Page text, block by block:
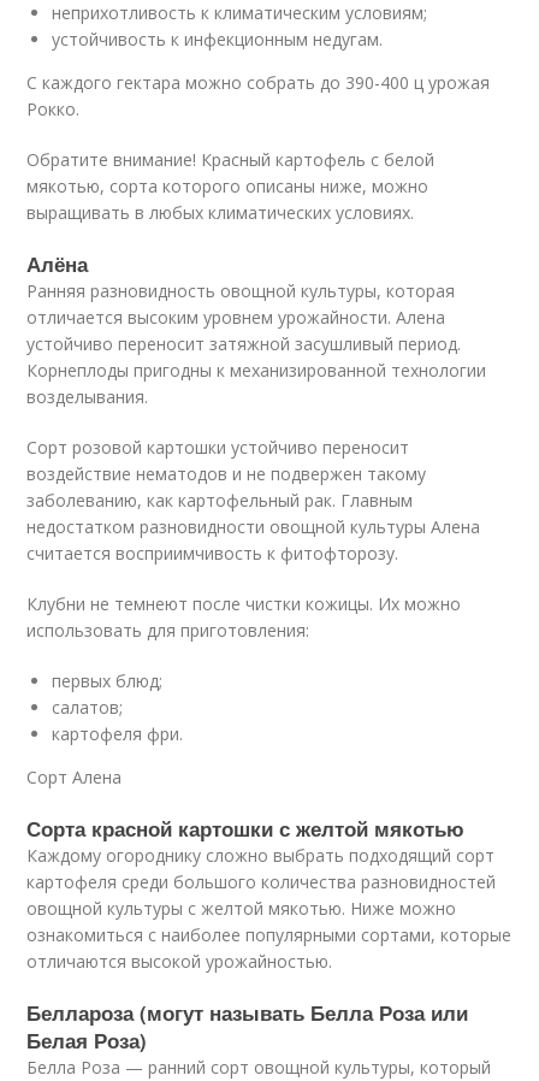
неприхотливость к климатическим условиям;
устойчивость к инфекционным недугам.
С каждого гектара можно собрать до 390-400 ц урожая
Рокко.
Обратите внимание! Красный картофель с белой
мякотью, сорта которого описаны ниже, можно
выращивать в любых климатических условиях.
Алёна
Ранняя разновидность овощной культуры, которая
отличается высоким уровнем урожайности. Алена
устойчиво переносит затяжной засушливый период.
Корнеплоды пригодны к механизированной технологии
возделывания.
Сорт розовой картошки устойчиво переносит
воздействие нематодов и не подвержен такому
заболеванию, как картофельный рак. Главным
недостатком разновидности овощной культуры Алена
считается восприимчивость к фитофторозу.
Клубни не темнеют после чистки кожицы. Их можно
использовать для приготовления:
первых блюд;
салатов;
картофеля фри.
Сорт Алена
Сорта красной картошки с желтой мякотью
Каждому огороднику сложно выбрать подходящий сорт
картофеля среди большого количества разновидностей
овощной культуры с желтой мякотью. Ниже можно
ознакомиться с наиболее популярными сортами, которые
отличаются высокой урожайностью.
Беллароза (могут называть Белла Роза или
Белая Роза)
Белла Роза — ранний сорт овощной культуры, который